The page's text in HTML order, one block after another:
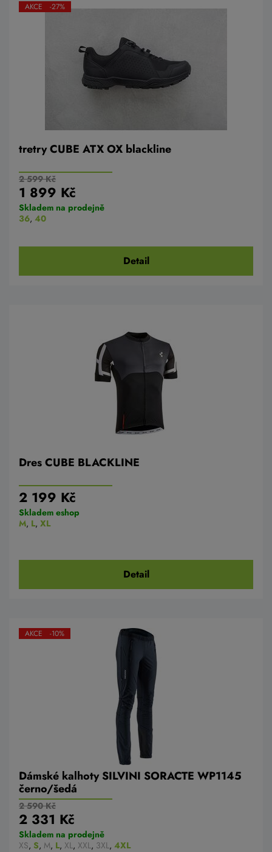
tretry CUBE ATX OX blackline
AKCE -27%
2 599 Kč
1 899 Kč
Skladem na prodejně
36, 40
Detail
Dres CUBE BLACKLINE
2 199 Kč
Skladem eshop
M, L, XL
Detail
Dámské kalhoty SILVINI SORACTE WP1145
černo/šedá
AKCE -10%
2 590 Kč
2 331 Kč
Skladem na prodejně
XS, S, M, L, XL, XXL, 3XL, 4XL